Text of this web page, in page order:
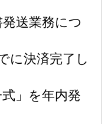
発送業務につ
に決済完了し
を年内発